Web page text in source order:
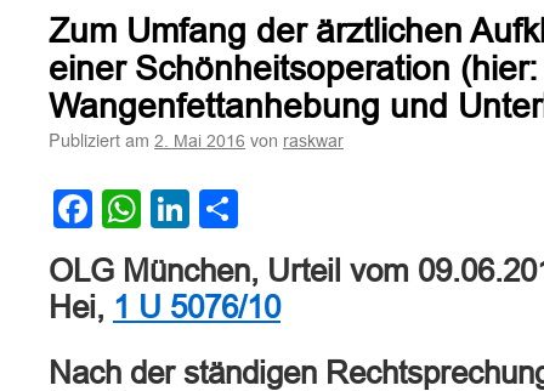
Zum Umfang der ärztlichen
einer Schönheitsoperation (hier:
Wangenfettanhebung und
Publiziert am 2. Mai 2016 von raskwar
Facebook
WhatsApp
LinkedIn
OLG München, Urteil vom
Hei, 1 U 5076/10
Nach der ständigen